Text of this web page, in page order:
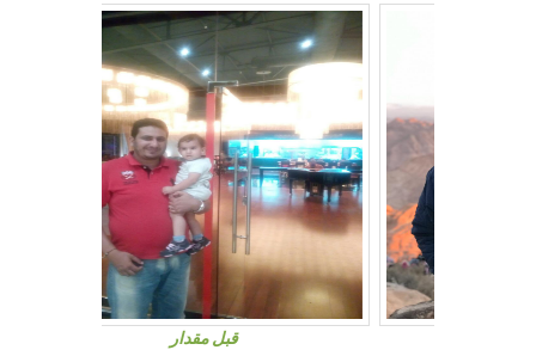
قبل مقدار